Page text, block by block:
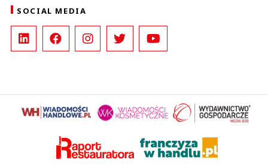
SOCIAL MEDIA